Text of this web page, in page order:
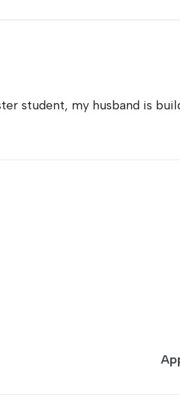
student, my husband is